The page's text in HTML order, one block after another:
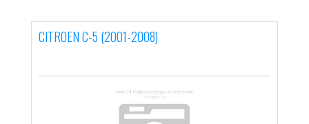
CITROEN C-5 (2001-2008)